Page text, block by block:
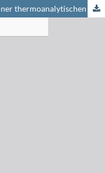
Integriertes Praktikum am Beispiel einer thermoanalytischen Untersuchung der Kautschuk-Vulkanisation